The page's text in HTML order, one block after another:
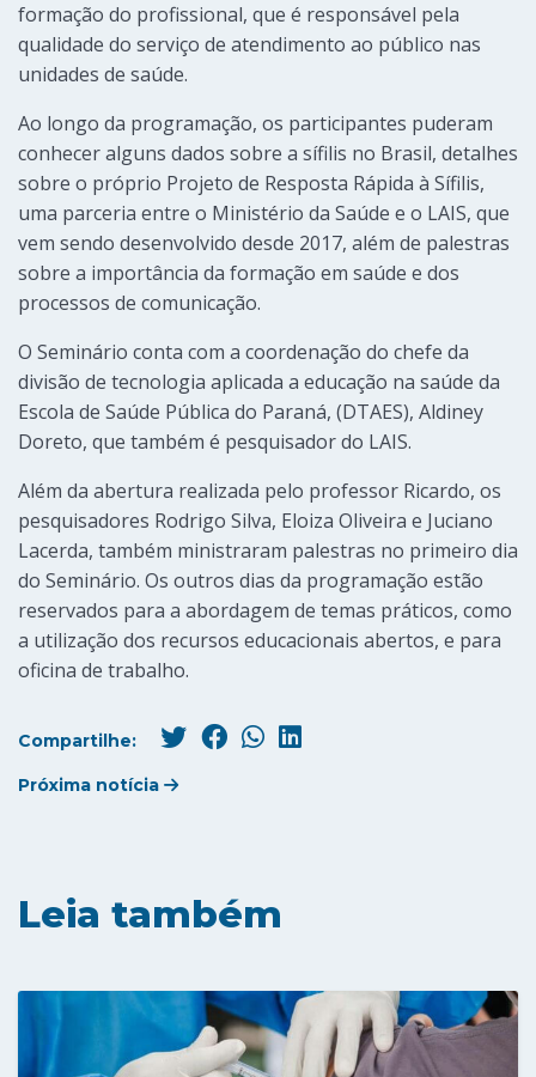
formação do profissional, que é responsável pela
qualidade do serviço de atendimento ao público nas
unidades de saúde.
Ao longo da programação, os participantes puderam
conhecer alguns dados sobre a sífilis no Brasil, detalhes
sobre o próprio Projeto de Resposta Rápida à Sífilis,
uma parceria entre o Ministério da Saúde e o LAIS, que
vem sendo desenvolvido desde 2017, além de palestras
sobre a importância da formação em saúde e dos
processos de comunicação.
O Seminário conta com a coordenação do chefe da
divisão de tecnologia aplicada a educação na saúde da
Escola de Saúde Pública do Paraná, (DTAES), Aldiney
Doreto, que também é pesquisador do LAIS.
Além da abertura realizada pelo professor Ricardo, os
pesquisadores Rodrigo Silva, Eloiza Oliveira e Juciano
Lacerda, também ministraram palestras no primeiro dia
do Seminário. Os outros dias da programação estão
reservados para a abordagem de temas práticos, como
a utilização dos recursos educacionais abertos, e para
oficina de trabalho.
Compartilhe:
Próxima notícia
Leia também